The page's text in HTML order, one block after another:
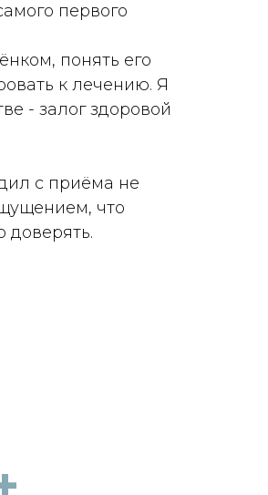
первого
понять его
к лечению. Я
- залог здоровой
с приёма не
что
доверять.